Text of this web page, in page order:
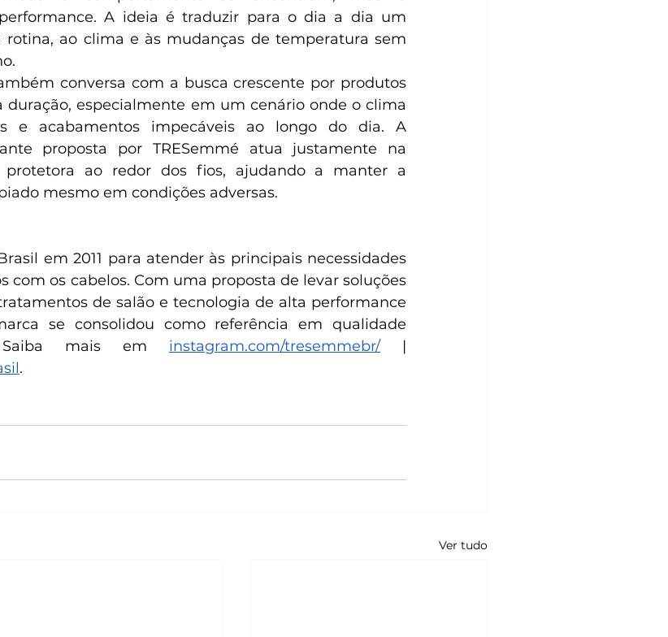
A ideia é traduzir para o dia a dia um
rotina, ao clima e às mudanças de temperatura sem
conversa com a busca crescente por produtos
especialmente em um cenário onde o clima
e acabamentos impecáveis ao longo do dia. A
proposta por TRESemmé atua justamente na
ao redor dos fios, ajudando a manter a
mesmo em condições adversas.
em 2011 para atender às principais necessidades
com os cabelos. Com uma proposta de levar soluções
de salão e tecnologia de alta performance
se consolidou como referência em qualidade
Saiba mais em instagram.com/tresemmebr/
.
Ver tudo